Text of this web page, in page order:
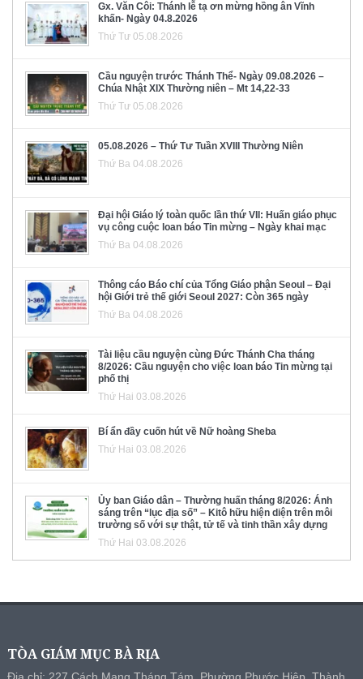
Gx. Văn Côi: Thánh lễ tạ ơn mừng hồng ân Vĩnh
khấn- Ngày 04.8.2026
Thứ Tư 05.08.2026
Cầu nguyện trước Thánh Thể- Ngày 09.08.2026 –
Chúa Nhật XIX Thường niên – Mt 14,22-33
Thứ Tư 05.08.2026
05.08.2026 – Thứ Tư Tuần XVIII Thường Niên
Thứ Ba 04.08.2026
Đại hội Giáo lý toàn quốc lần thứ VII: Huấn giáo phục
vụ công cuộc loan báo Tin mừng – Ngày khai mạc
Thứ Ba 04.08.2026
Thông cáo Báo chí của Tổng Giáo phận Seoul – Đại
hội Giới trẻ thế giới Seoul 2027: Còn 365 ngày
Thứ Ba 04.08.2026
Tài liệu cầu nguyện cùng Đức Thánh Cha tháng
8/2026: Cầu nguyện cho việc loan báo Tin mừng tại
phố thị
Thứ Hai 03.08.2026
Bí ẩn đầy cuốn hút về Nữ hoàng Sheba
Thứ Hai 03.08.2026
Ủy ban Giáo dân – Thường huấn tháng 8/2026: Ánh
sáng trên “lục địa số” – Kitô hữu hiện diện trên môi
trường số với sự thật, tử tế và tinh thần xây dựng
Thứ Hai 03.08.2026
TÒA GIÁM MỤC BÀ RỊA